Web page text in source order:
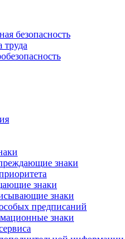
безопасность
труда
знаки
знаки
знаки
предписаний
знаки